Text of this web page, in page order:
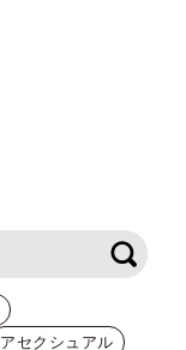
アセクシュアル